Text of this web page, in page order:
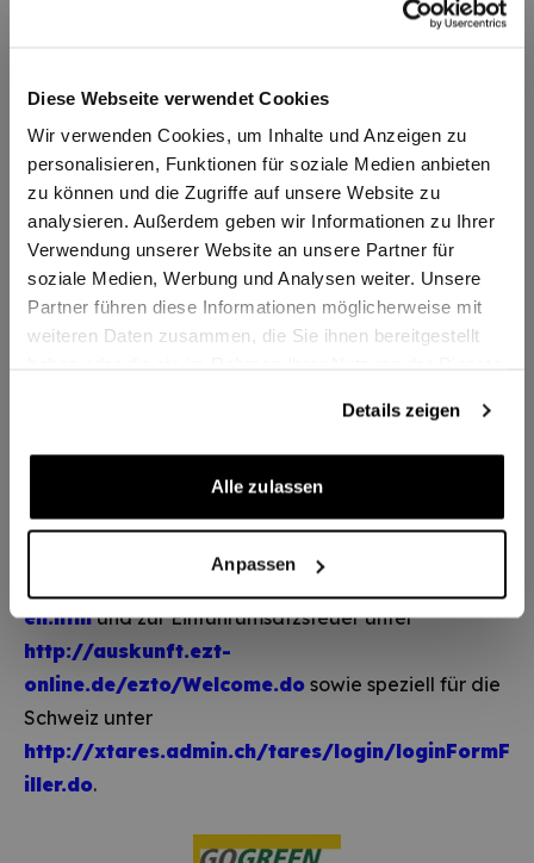
Diese Webseite verwendet Cookies
Wir verwenden Cookies, um Inhalte und Anzeigen zu
personalisieren, Funktionen für soziale Medien anbieten
zu können und die Zugriffe auf unsere Website zu
analysieren. Außerdem geben wir Informationen zu Ihrer
Verwendung unserer Website an unsere Partner für
soziale Medien, Werbung und Analysen weiter. Unsere
Partner führen diese Informationen möglicherweise mit
weiteren Daten zusammen, die Sie ihnen bereitgestellt
Details zeigen
Alle zulassen
Anpassen
Versandkosten pauschal 34,90 EUR, inkl.
um eine schnellstmögliche Zustellung sicher zu
stellen.
Die Lieferkosten für Artikel, die per Spedition
versendet werden müssen sind im Artikel selbst zu
finden. Der Speditionsversand wird generell nur
nach Deutschland, Österreich und die Schweiz
angeboten. Für alle anderen Länder muss eine
und wir erstellen ein individuelles Angebot.
Bei Lieferungen in das Nicht-EU Ausland fallen
zusätzliche Zölle, Steuern und Gebühren an. Weitere
Informationen zu Zöllen finden Sie beispielsweise
en.htmund zur Einfuhrumsatzsteuer unter
http://auskunft.ezt-
online.de/ezto/Welcome.do sowie speziell für die
Schweiz unter
http://xtares.admin.ch/tares/login/loginFormF
iller.do.